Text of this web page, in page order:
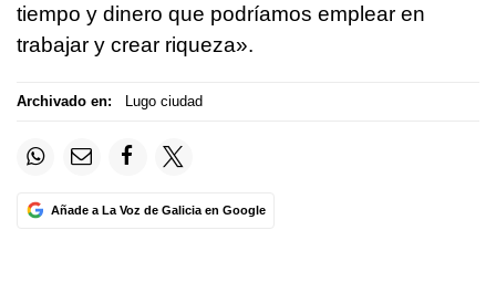
tiempo y dinero que podríamos emplear en
trabajar y crear riqueza».
Archivado en: Lugo ciudad
Añade a La Voz de Galicia en Google